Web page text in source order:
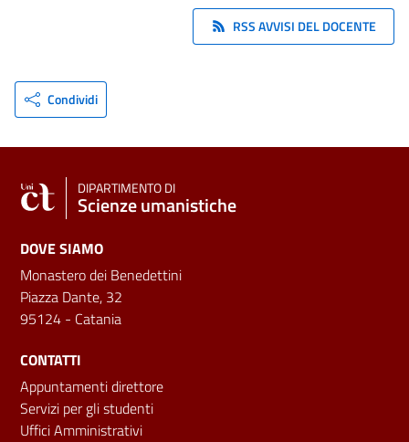
RSS AVVISI DEL DOCENTE
Condividi
DIPARTIMENTO DI
Scienze umanistiche
DOVE SIAMO
Monastero dei Benedettini
Piazza Dante, 32
95124 - Catania
CONTATTI
Appuntamenti direttore
Servizi per gli studenti
Uffici Amministrativi